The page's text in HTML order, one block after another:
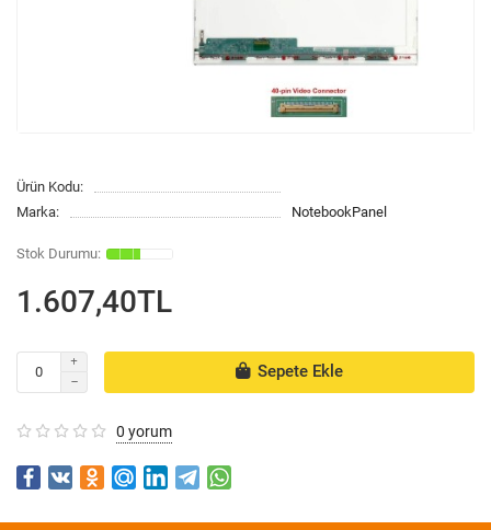
Ürün Kodu:
Marka:
NotebookPanel
1.607,40TL
Sepete Ekle
0 yorum